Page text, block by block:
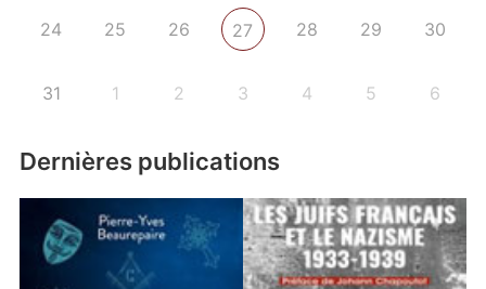
24 25 26 27 28 29 30
31 1 2 3 4 5 6
Dernières publications